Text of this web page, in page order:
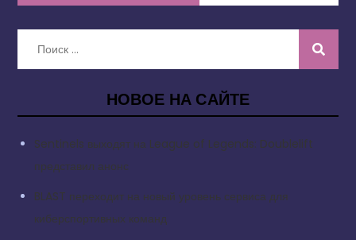
НОВОЕ НА САЙТЕ
Sentinels выходят на League of Legends: Doublelift
представил анонс
BLAST переходит на новый уровень сервиса для
киберспортивных команд